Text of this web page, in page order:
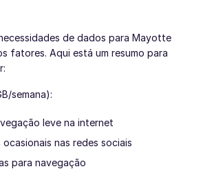
de dados para Mayotte
fatores. Aqui está um resumo para
semana):
leve na internet
nas redes sociais
para navegação